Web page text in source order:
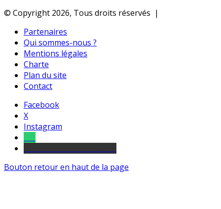
© Copyright 2026, Tous droits réservés |
Partenaires
Qui sommes-nous ?
Mentions légales
Charte
Plan du site
Contact
Facebook
X
Instagram
Bouton retour en haut de la page